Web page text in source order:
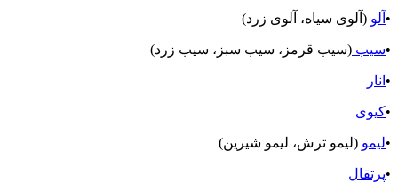
• آلو (آلوی سیاه، آلوی زرد)
•سیب (سیب قرمز، سیب سبز، سیب زرد)
• انار
•کیوی
•لیمو (لیمو ترش، لیمو شیرین)
•پرتقال